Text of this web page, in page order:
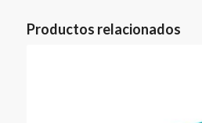
Productos relacionados